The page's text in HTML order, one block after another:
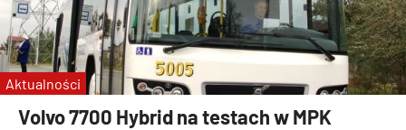
Volvo 7700 Hybrid na testach w MPK
Aktualności